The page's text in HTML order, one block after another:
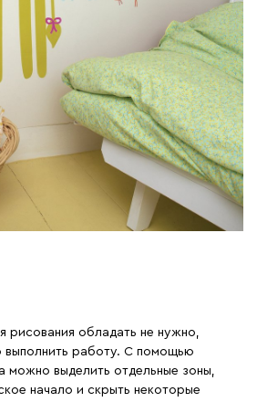
рисования обладать не нужно,
выполнить работу. С помощью
можно выделить отдельные зоны,
начало и скрыть некоторые